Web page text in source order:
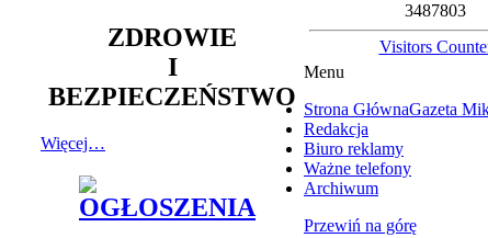
ZDROWIE
I
BEZPIECZEŃSTWO
Więcej…
3487803
Visitors
Menu
Strona GłównaGazeta
Redakcja
Biuro reklamy
Ważne telefony
Archiwum
Przewiń na górę